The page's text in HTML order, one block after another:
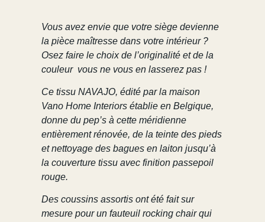
Vous avez envie que votre siège devienne
la pièce maîtresse dans votre intérieur ?
Osez faire le choix de l’originalité et de la
couleur vous ne vous en lasserez pas !
Ce tissu NAVAJO, édité par la maison
Vano Home Interiors établie en Belgique,
donne du pep’s à cette méridienne
entièrement rénovée, de la teinte des pieds
et nettoyage des bagues en laiton jusqu’à
la couverture tissu avec finition passepoil
rouge.
Des coussins assortis ont été fait sur
mesure pour un fauteuil rocking chair qui